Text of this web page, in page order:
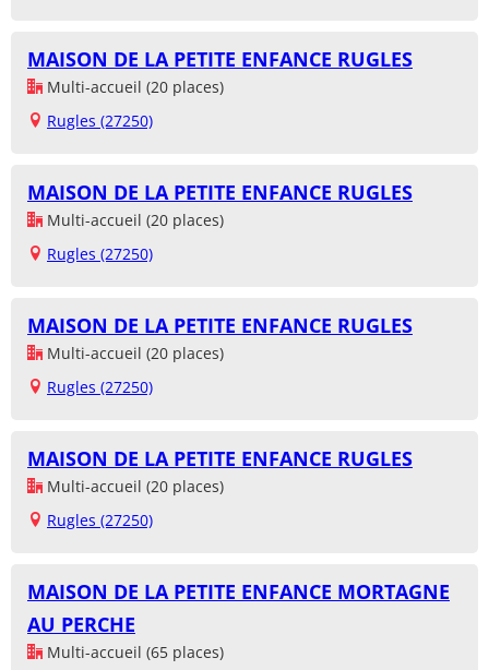
MAISON DE LA PETITE ENFANCE RUGLES
Multi-accueil (20 places)
Rugles (27250)
MAISON DE LA PETITE ENFANCE RUGLES
Multi-accueil (20 places)
Rugles (27250)
MAISON DE LA PETITE ENFANCE RUGLES
Multi-accueil (20 places)
Rugles (27250)
MAISON DE LA PETITE ENFANCE RUGLES
Multi-accueil (20 places)
Rugles (27250)
MAISON DE LA PETITE ENFANCE MORTAGNE
AU PERCHE
Multi-accueil (65 places)